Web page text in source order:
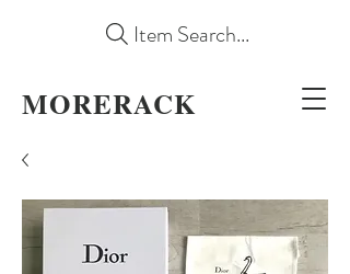
MORERACK
Item Search...